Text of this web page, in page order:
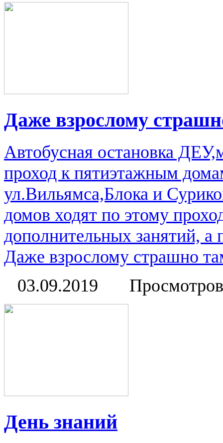
Даже взрослому
Автобусная остановка
проход к пятиэтажным
ул.Вильямса,Блока и
домов ходят по этому
дополнительных занятий,
Даже взрослому страшно
03.09.2019
День знаний